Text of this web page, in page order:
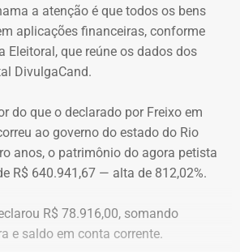
limpeza de corpos hídricos no estado
receberá R$ 286.060.140,96.
R$ 106.408.763,25 para
das margens dos corpos hídricos
diversos cursos d’água.
drenagem e
R$ 12.798.999 para projetos de
a atenção é que todos os bens
aplicações financeiras, conforme
Eleitoral, que reúne os dados dos
DivulgaCand.
do que o declarado por Freixo em
ao governo do estado do Rio
anos, o patrimônio do agora petista
R$ 640.941,67 — alta de 812,02%.
R$ 78.916,00, somando
e saldo em conta corrente.